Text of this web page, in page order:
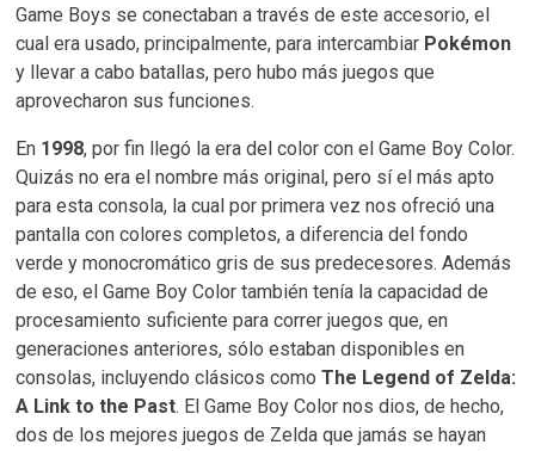
Game Boys se conectaban a través de este accesorio, el
cual era usado, principalmente, para intercambiar Pokémon
y llevar a cabo batallas, pero hubo más juegos que
aprovecharon sus funciones.
En 1998, por fin llegó la era del color con el Game Boy Color.
Quizás no era el nombre más original, pero sí el más apto
para esta consola, la cual por primera vez nos ofreció una
pantalla con colores completos, a diferencia del fondo
verde y monocromático gris de sus predecesores. Además
de eso, el Game Boy Color también tenía la capacidad de
procesamiento suficiente para correr juegos que, en
generaciones anteriores, sólo estaban disponibles en
consolas, incluyendo clásicos comoThe Legend of Zelda:
A Link to the Past. El Game Boy Color nos dios, de hecho,
dos de los mejores juegos de Zelda que jamás se hayan